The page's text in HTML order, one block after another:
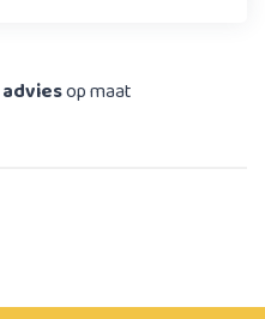
adviesop maat